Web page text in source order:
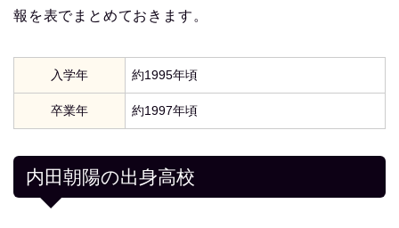
報を表でまとめておきます。
入学年 約1995年頃
卒業年 約1997年頃
内田朝陽の出身高校